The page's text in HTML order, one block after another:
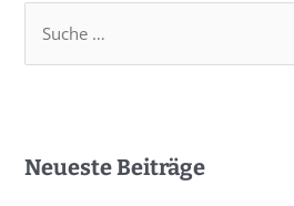
Neueste Beiträge